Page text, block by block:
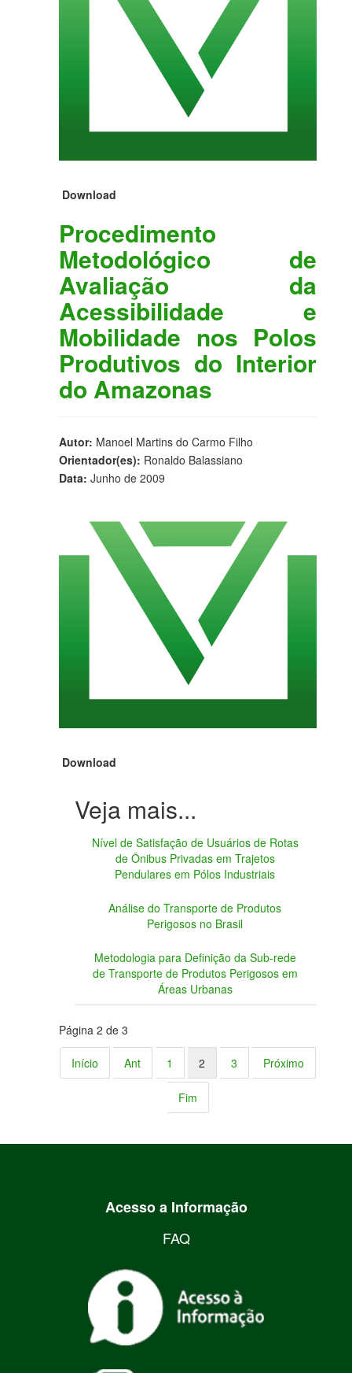
Download
Procedimento
Metodológico de
Avaliação da
Acessibilidade e
Mobilidade nos Polos
Produtivos do Interior
do Amazonas
Autor: Manoel Martins do Carmo Filho
Orientador(es): Ronaldo Balassiano
Data: Junho de 2009
Download
Nível de Satisfação de Usuários de Rotas
de Ônibus Privadas em Trajetos
Pendulares em Pólos Industriais
Análise do Transporte de Produtos
Perigosos no Brasil
Metodologia para Definição da Sub-rede
de Transporte de Produtos Perigosos em
Áreas Urbanas
Página 2 de 3
Início Ant 1 2 3 Próximo
Fim
Acesso a Informação
FAQ